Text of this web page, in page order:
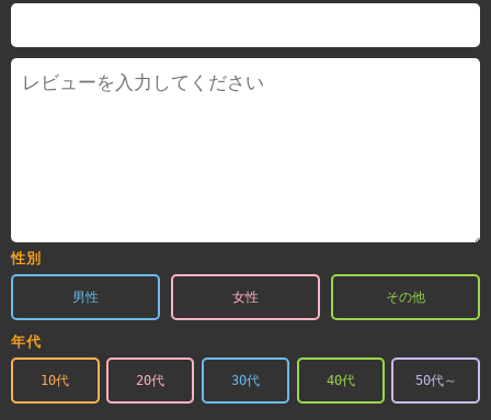
性別
男性 女性 その他
年代
10代 20代 30代 40代 50代～